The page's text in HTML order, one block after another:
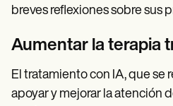
breves reflexiones sobre sus
Aumentar la terapia
El tratamiento con IA, que se
apoyar y mejorar la atención